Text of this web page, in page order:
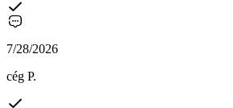
7/28/2026
cég P.